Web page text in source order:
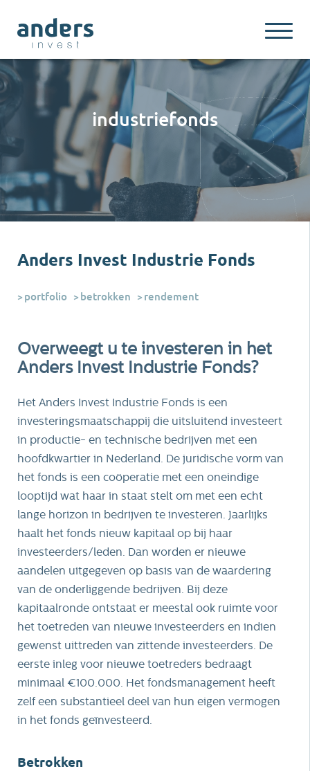
industriefonds
Anders Invest Industrie Fonds
portfolio betrokken rendement
Overweegt u te investeren in het
Anders Invest Industrie Fonds?
Het Anders Invest Industrie Fonds is een
investeringsmaatschappij die uitsluitend investeert
in productie- en technische bedrijven met een
hoofdkwartier in Nederland. De juridische vorm van
het fonds is een coöperatie met een oneindige
looptijd wat haar in staat stelt om met een echt
lange horizon in bedrijven te investeren. Jaarlijks
haalt het fonds nieuw kapitaal op bij haar
investeerders/leden. Dan worden er nieuwe
aandelen uitgegeven op basis van de waardering
van de onderliggende bedrijven. Bij deze
kapitaalronde ontstaat er meestal ook ruimte voor
het toetreden van nieuwe investeerders en indien
gewenst uittreden van zittende investeerders. De
eerste inleg voor nieuwe toetreders bedraagt
minimaal €100.000. Het fondsmanagement heeft
zelf een substantieel deel van hun eigen vermogen
in het fonds geïnvesteerd.
Betrokken